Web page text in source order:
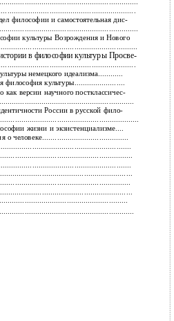
философии и самостоятельная дис-
культуры Возрождения и Нового
в философии культуры Просве-
немецкого идеализма............
философия культуры........................
версии научного постклассичес-
России в русской фило-
жизни и экзистенциализме....
о человеке.........................................